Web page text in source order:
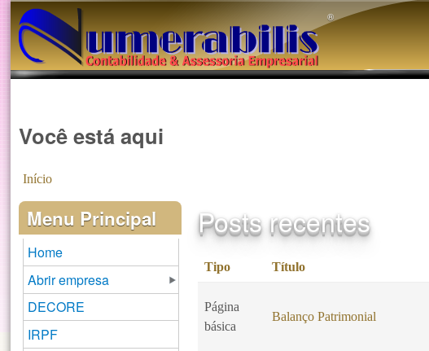
®️
Você está aqui
Início
Posts recentes
Tipo Título
Página
básica
Balanço Patrimonial
Menu Principal
Home
Abrir empresa
DECORE
IRPF